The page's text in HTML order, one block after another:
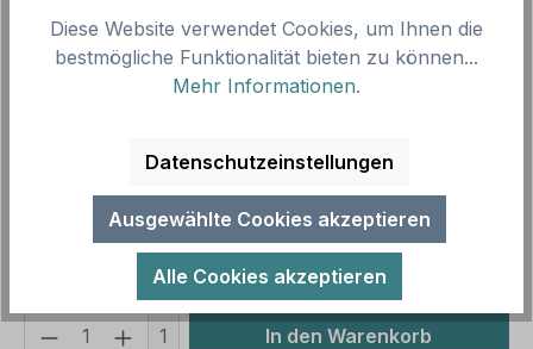
Zwischensumme
8,57 €
Gesamtpreis
Preise inkl. MwSt. zzgl. Versandkosten
Aufgrund von Neuberechnungen im Warenkorb sind
abweichende Endpreise möglich.
Produkt Anzahl: Gib den gewünschten
1 In den Warenkorb
Diese Website verwendet Cookies, um Ihnen die
bestmögliche Funktionalität bieten zu können...
Mehr Informationen.
Datenschutzeinstellungen
Ausgewählte Cookies akzeptieren
Alle Cookies akzeptieren